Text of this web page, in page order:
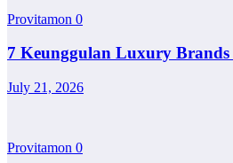
Provitamon 0
7 Keunggulan Luxury
July 21, 2026
Provitamon 0